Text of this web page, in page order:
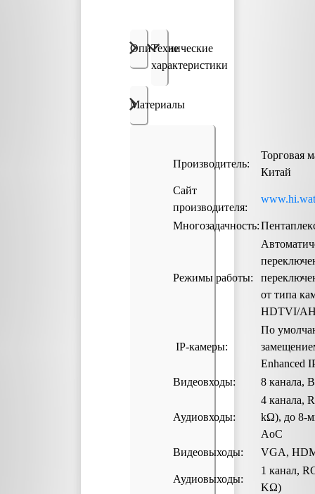
Описание
Технические
характеристики
Материалы
Производитель:
Торговая
Китай
Сайт
производителя:
Многозадачность:
Режимы работы:
от типа
HDTVI/
IP-камеры:
По
Enhanced
Видеовходы:
8 канала,
Аудиовходы:
4 канала,
kΩ), до 8-
AoC
Видеовыходы:
VGA,
Аудиовыходы:
1 канал,
KΩ)